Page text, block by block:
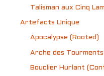
Talisman aux Cinq
Artefacts Unique
Apocalypse (Rooted)
Arche des Tourments
Bouclier Hurlant